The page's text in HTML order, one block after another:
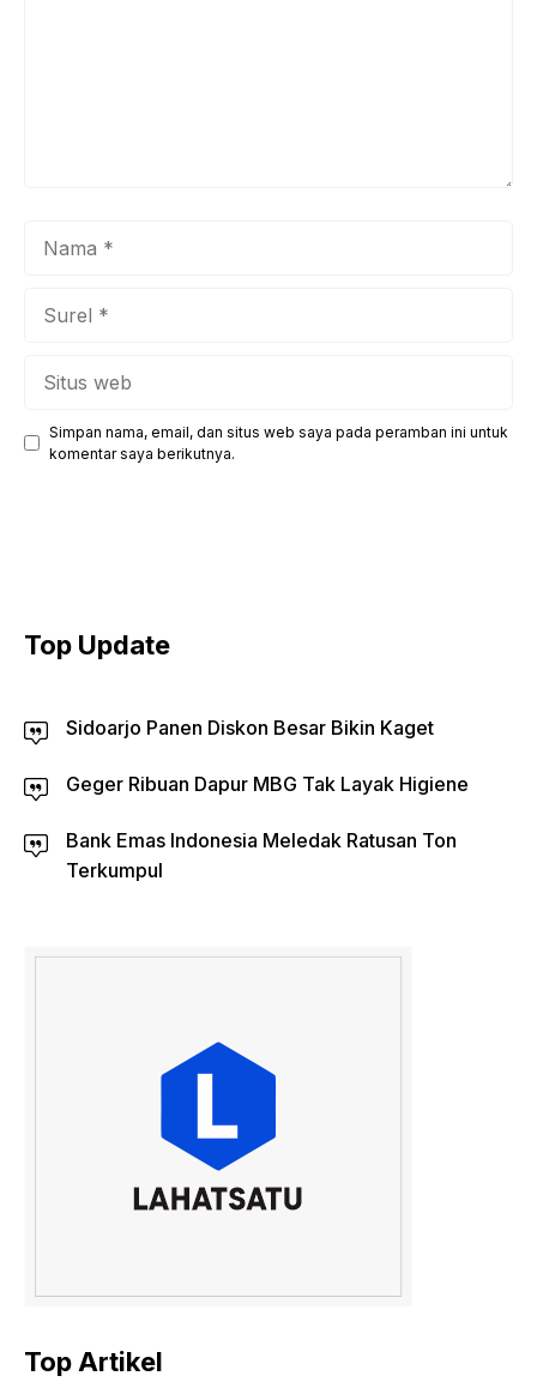
Simpan nama, email, dan situs web saya pada peramban ini untuk
komentar saya berikutnya.
Top Update
Sidoarjo Panen Diskon Besar Bikin Kaget
Geger Ribuan Dapur MBG Tak Layak Higiene
Bank Emas Indonesia Meledak Ratusan Ton
Terkumpul
Top Artikel